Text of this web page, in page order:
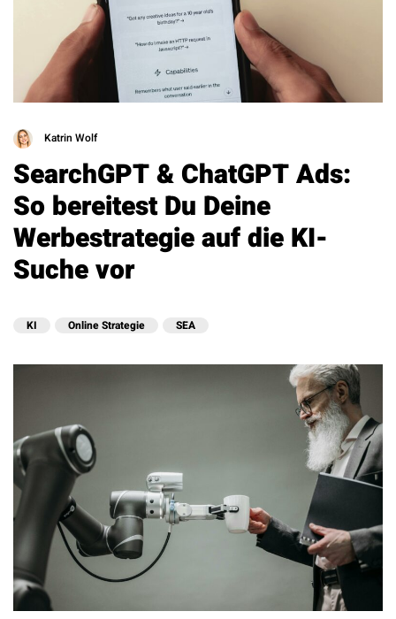
Katrin Wolf
SearchGPT & ChatGPT Ads:
So bereitest Du Deine
Werbestrategie auf die KI-
Suche vor
KI Online Strategie SEA